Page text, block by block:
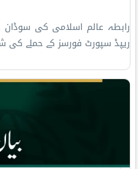
رابطہ عالم اسلامی کی سوڈان
ریپڈ سپورٹ فورسز کے حملے کی